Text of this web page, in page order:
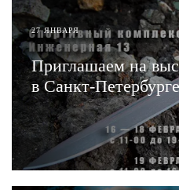
27 ЯНВАРЯ
Приглашаем на
в Санкт-
ЧИТАТЬ